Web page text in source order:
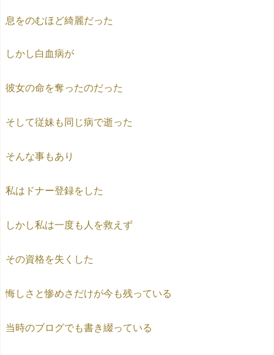
息をのむほど綺麗だった
しかし白血病が
彼女の命を奪ったのだった
そして従妹も同じ病で逝った
そんな事もあり
私はドナー登録をした
しかし私は一度も人を救えず
その資格を失くした
悔しさと惨めさだけが今も残っている
当時のブログでも書き綴っている